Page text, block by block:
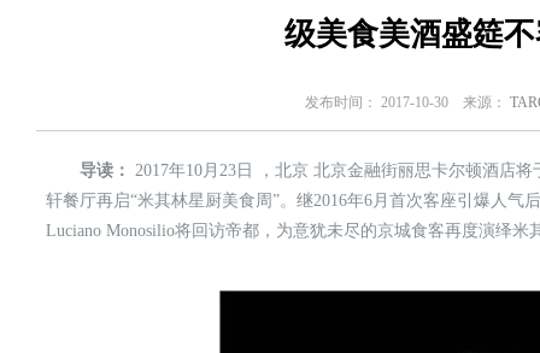
级美食美酒盛筵
发布时间： 2017-10-30 来源：
导读： 2017年10月23日 ，北京 北京金融街丽思卡尔顿酒店
轩餐厅再启“米其林星厨美食周”。继2016年6月首次客座引爆人气
Luciano Monosilio将回访帝都，为意犹未尽的京城食客再度演绎米